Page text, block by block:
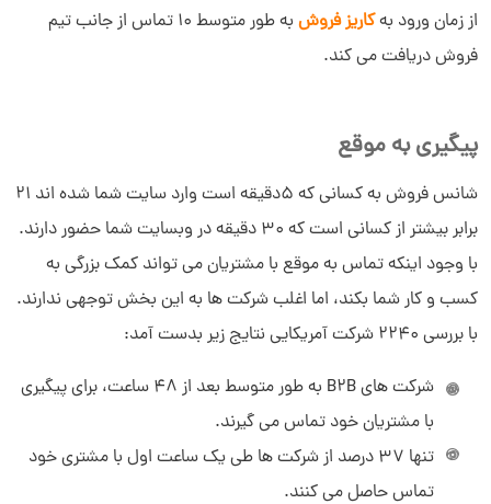
از زمان ورود بهکاریز فروش
به طور متوسط 10 تماس از جانب تیم
فروش دریافت می کند.
پیگیری به موقع
شانس فروش به کسانی که 5دقیقه است وارد سایت شما شده اند 21
برابر بیشتر از کسانی است که 30 دقیقه در وبسایت شما حضور دارند.
با وجود اینکه تماس به موقع با مشتریان می تواند کمک بزرگی به
کسب و کار شما بکند، اما اغلب شرکت ها به این بخش توجهی ندارند.
با بررسی 2240 شرکت آمریکایی نتایج زیر بدست آمد:
شرکت های B2B به طور متوسط بعد از 48 ساعت، برای پیگیری
با مشتریان خود تماس می گیرند.
تنها 37 درصد از شرکت ها طی یک ساعت اول با مشتری خود
تماس حاصل می کنند.